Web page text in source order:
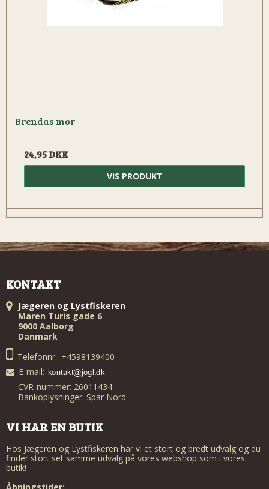
Brendas mor
24,95 DKK
VIS PRODUKT
KONTAKT
Jægeren og Lystfiskeren
Maren Turis gade 6
9000 Aalborg
Danmark
Telefonnr.: +4598139400
E-mail:
CVR-nummer: 26011434
Bankoplysninger: Spar Nord
VI HAR EN BUTIK
Hos Jægeren og Lystfiskeren har vi et stort og bredt udvalg og du
finder stort set samme udvalg på vores webshop som i vores
butik!